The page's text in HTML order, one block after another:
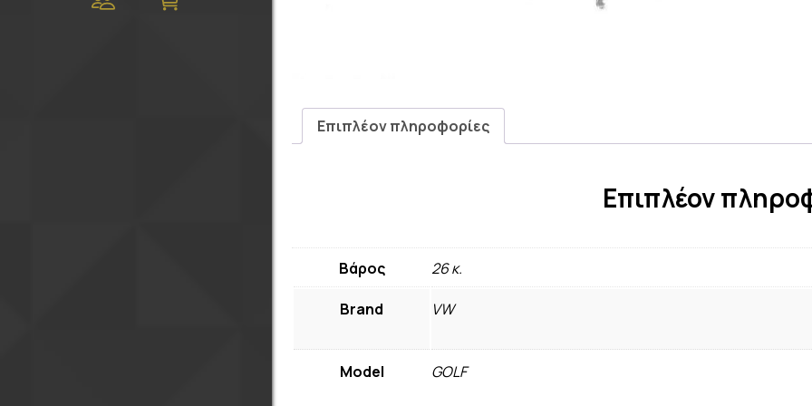
Επιπλέον πληροφορίες
Επιπλέον
Βάρος 26 κ.
Brand VW
Model GOLF